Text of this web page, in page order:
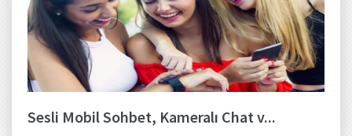
Sesli Mobil Sohbet, Kameralı Chat v...